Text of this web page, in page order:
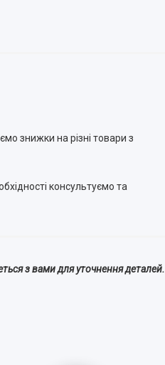
знижки на різні товари з
консультуємо та
з вами для уточнення деталей.